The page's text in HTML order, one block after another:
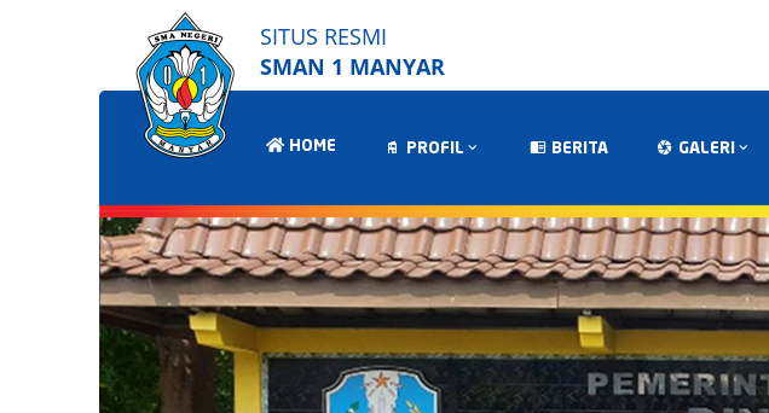
SITUS RESMI
SMAN 1 MANYAR
HOME PROFIL BERITA GALERI